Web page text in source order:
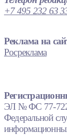
+7 495 232 63
Реклама на
Росреклама
ЭЛ № ФС 77-
Федеральной